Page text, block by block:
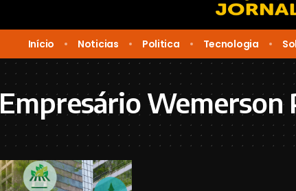
Início Noticias Politica Tecnologia
Empresário Wemerson